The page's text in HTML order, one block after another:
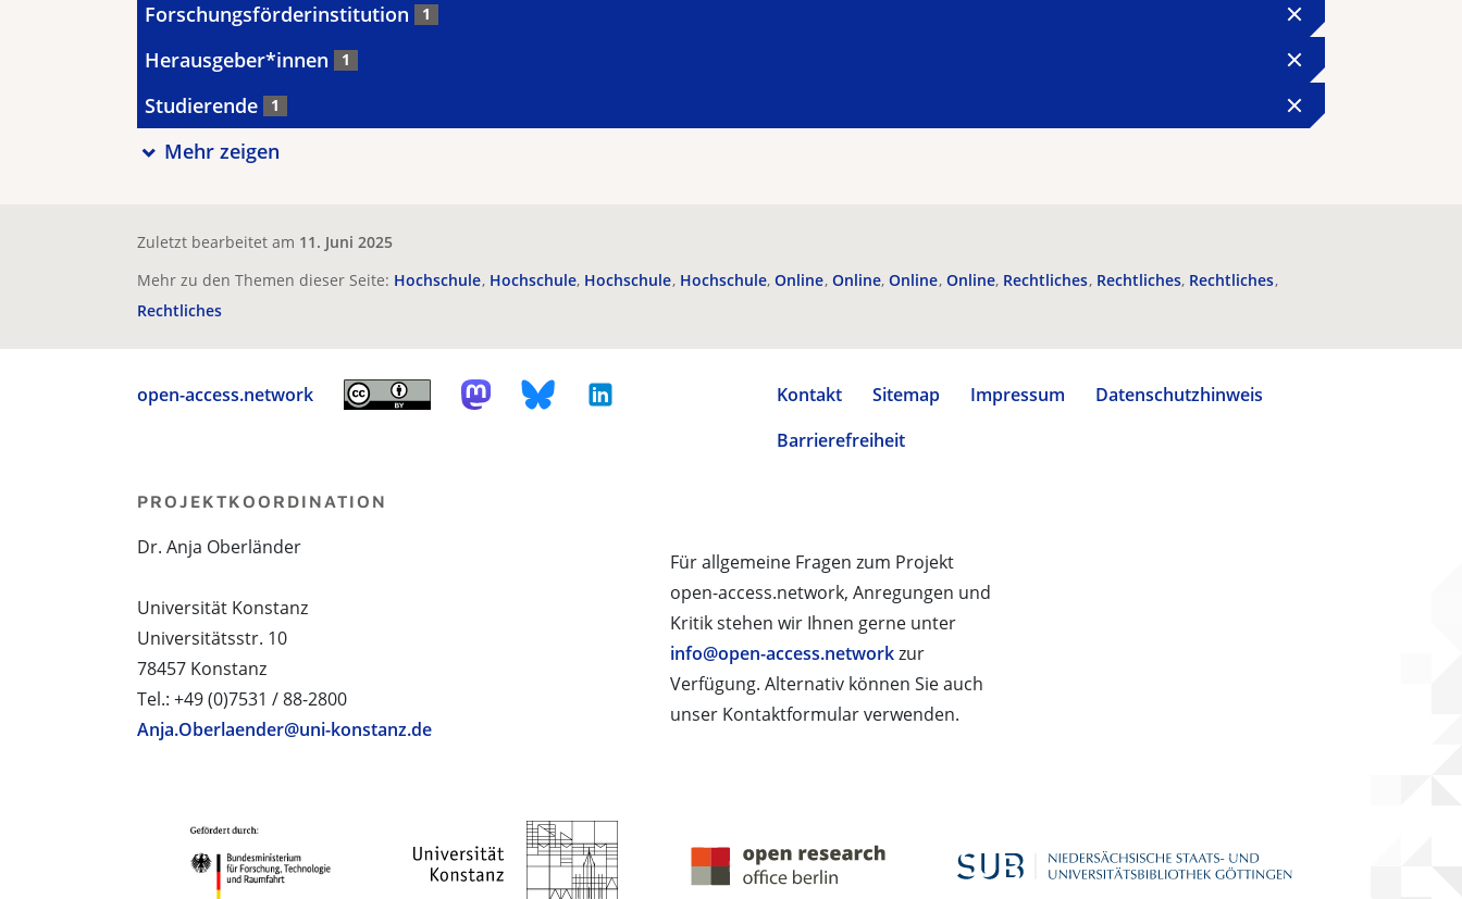
Forschungsförderinstitution 1
Herausgeber*innen 1
Studierende 1
Mehr zeigen
Zuletzt bearbeitet am 11. Juni 2025
Mehr zu den Themen dieser Seite: Hochschule Hochschule Hochschule Hochschule Online Online Online Online Rechtliches Rechtliches Rechtliches
Rechtliches
open-access.network Kontakt Sitemap Impressum
Datenschutzhinweis
Barrierefreiheit
Für allgemeine Fragen zum Projekt
open-access.network, Anregungen und
Kritik stehen wir Ihnen gerne unter
info@open-access.networkzur
Verfügung. Alternativ können Sie auch
unser Kontaktformular verwenden.
PROJEKTKOORDINATION
Dr. Anja Oberländer
Universität Konstanz
Universitätsstr. 10
78457 Konstanz
Tel.: +49 (0)7531 / 88-2800
Anja.Oberlaender@uni-konstanz.de